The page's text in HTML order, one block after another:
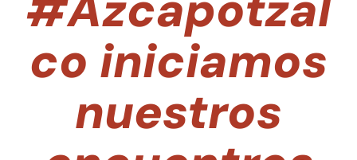
co iniciamos
nuestros